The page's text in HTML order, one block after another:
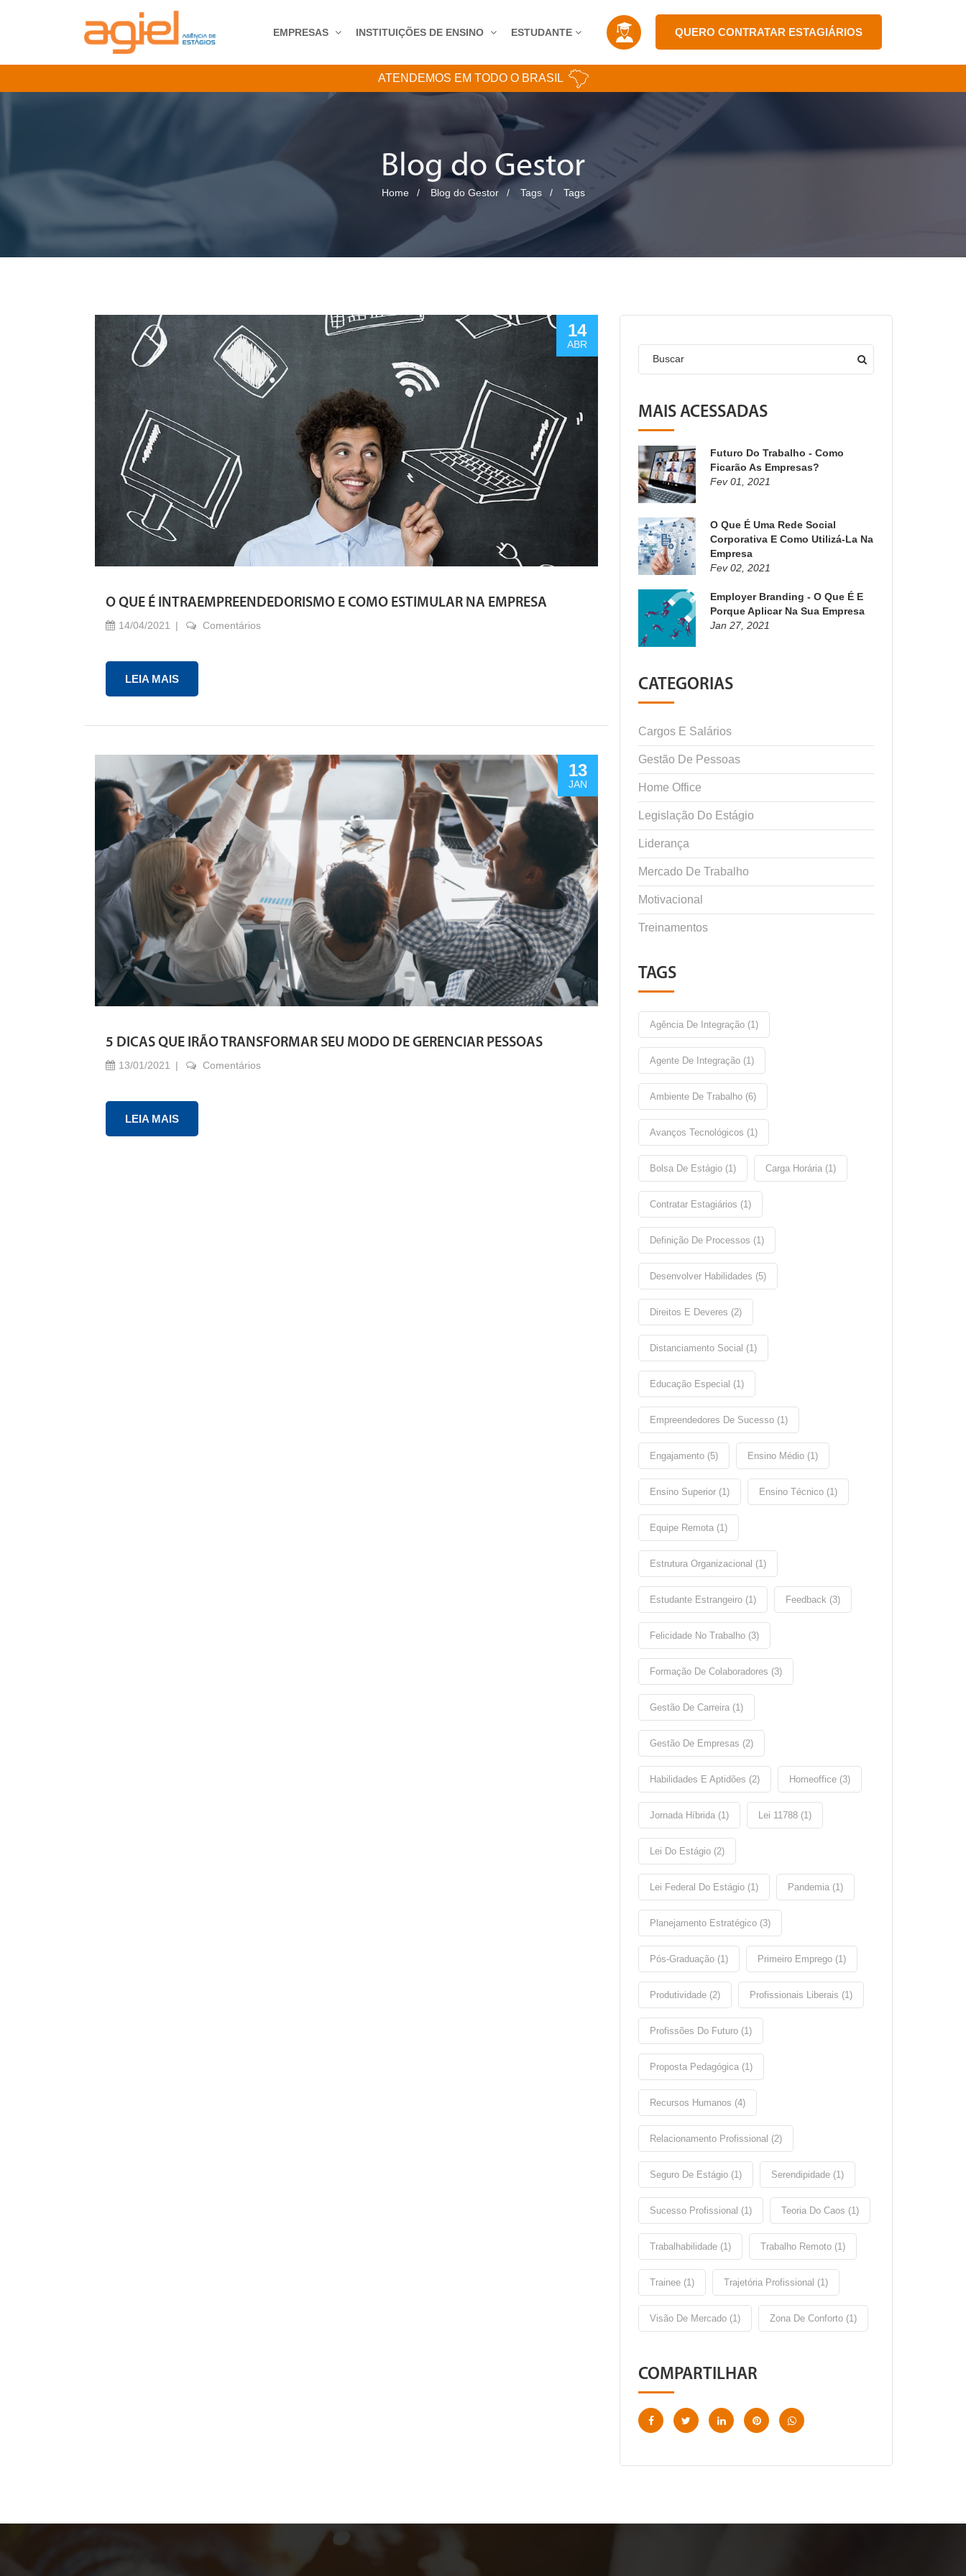
EMPRESAS INSTITUIÇÕES DE ENSINO ESTUDANTE QUERO CONTRATAR ESTAGIÁRIOS
ATENDEMOS EM TODO O BRASIL
Blog do Gestor
Home Blog do Gestor Tags Tags
14
ABR
O QUE É INTRAEMPREENDEDORISMO E COMO ESTIMULAR NA EMPRESA
14/04/2021 Comentários
LEIA MAIS
13
JAN
5 DICAS QUE IRÃO TRANSFORMAR SEU MODO DE GERENCIAR PESSOAS
13/01/2021 Comentários
LEIA MAIS
Buscar
MAIS ACESSADAS
Futuro Do Trabalho - Como
Ficarão As Empresas?
Fev 01, 2021
O Que É Uma Rede Social
Corporativa E Como Utilizá-La Na
Empresa
Fev 02, 2021
Employer Branding - O Que É E
Porque Aplicar Na Sua Empresa
Jan 27, 2021
CATEGORIAS
Cargos E Salários
Gestão De Pessoas
Home Office
Legislação Do Estágio
Liderança
Mercado De Trabalho
Motivacional
Treinamentos
TAGS
Agência De Integração (1)
Agente De Integração (1)
Ambiente De Trabalho (6)
Avanços Tecnológicos (1)
Bolsa De Estágio (1) Carga Horária (1)
Contratar Estagiários (1)
Definição De Processos (1)
Desenvolver Habilidades (5)
Direitos E Deveres (2)
Distanciamento Social (1)
Educação Especial (1)
Empreendedores De Sucesso (1)
Engajamento (5) Ensino Médio (1)
Ensino Superior (1) Ensino Técnico (1)
Equipe Remota (1)
Estrutura Organizacional (1)
Estudante Estrangeiro (1) Feedback (3)
Felicidade No Trabalho (3)
Formação De Colaboradores (3)
Gestão De Carreira (1)
Gestão De Empresas (2)
Habilidades E Aptidões (2) Homeoffice (3)
Jornada Híbrida (1) Lei 11788 (1)
Lei Do Estágio (2)
Lei Federal Do Estágio (1) Pandemia (1)
Planejamento Estratégico (3)
Pós-Graduação (1) Primeiro Emprego (1)
Produtividade (2) Profissionais Liberais (1)
Profissões Do Futuro (1)
Proposta Pedagógica (1)
Recursos Humanos (4)
Relacionamento Profissional (2)
Seguro De Estágio (1) Serendipidade (1)
Sucesso Profissional (1) Teoria Do Caos (1)
Trabalhabilidade (1) Trabalho Remoto (1)
Trainee (1) Trajetória Profissional (1)
Visão De Mercado (1) Zona De Conforto (1)
COMPARTILHAR